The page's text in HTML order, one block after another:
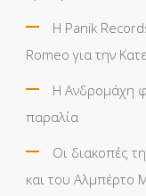
Η Panik
Romeo για την
Η Ανδρομάχη
παραλία
Οι διακοπές
και του Αλμπέρτο